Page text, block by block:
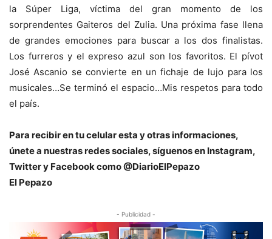
la Súper Liga, víctima del gran momento de los
sorprendentes Gaiteros del Zulia. Una próxima fase llena
de grandes emociones para buscar a los dos finalistas.
Los furreros y el expreso azul son los favoritos. El pívot
José Ascanio se convierte en un fichaje de lujo para los
musicales…Se terminó el espacio…Mis respetos para todo
el país.
Para recibir en tu celular esta y otras informaciones,
únete a nuestras redes sociales, síguenos en Instagram,
Twitter y Facebook como @DiarioElPepazo
El Pepazo
- Publicidad -